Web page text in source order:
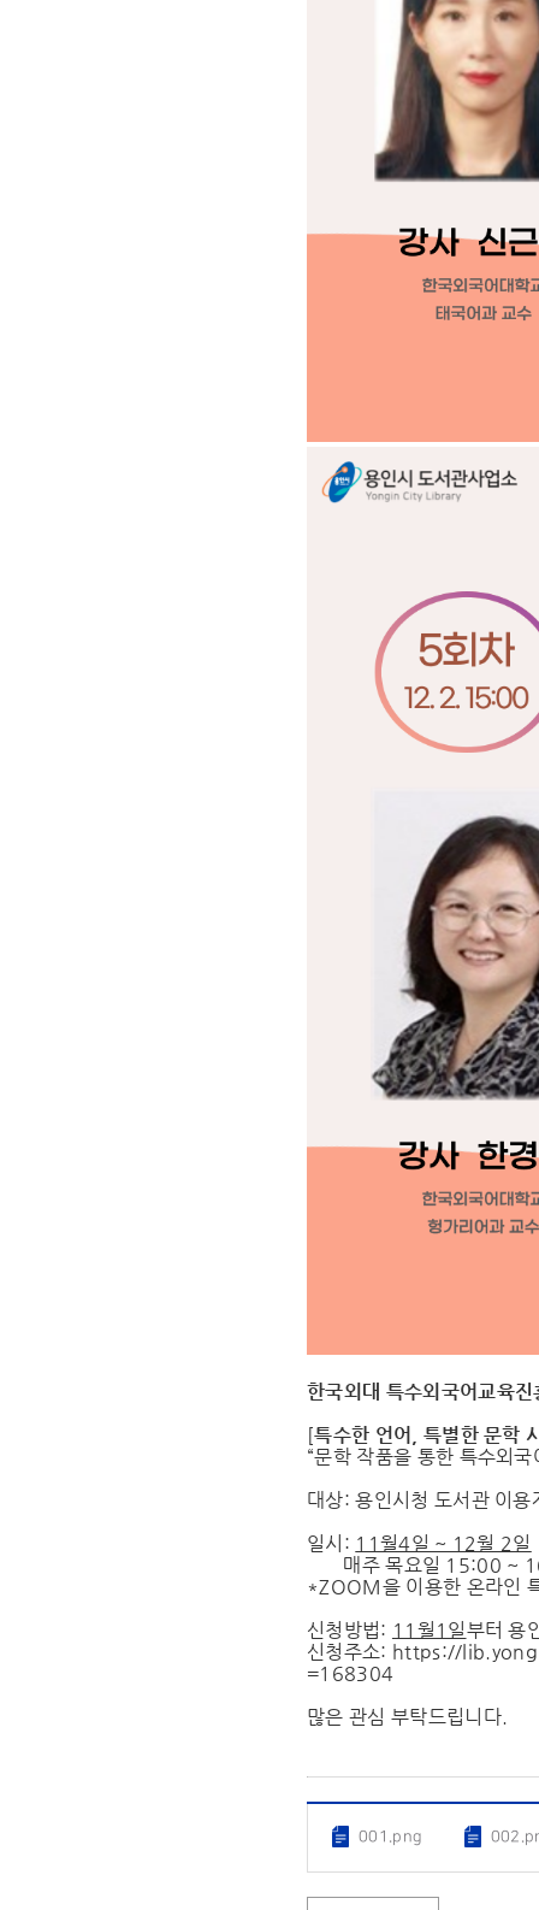
한국외대 특수외국어교육
[특수한 언어, 특별한 문학
“문학 작품을 통한 특수외
대상: 용인시청 도서관 이용
일시: 11월4일 ~ 12월 2일
매주 목요일 15:00 ~
*ZOOM을 이용한 온라인
신청방법: 11월1일부터 용
신청주소: https://
=168304
많은 관심 부탁드립니다.
001.png